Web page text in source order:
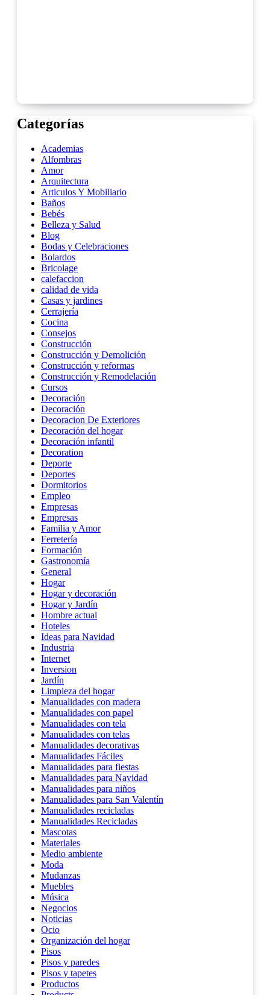
Categorías
Academias
Alfombras
Amor
Arquitectura
Articulos Y Mobiliario
Baños
Bebés
Belleza y Salud
Blog
Bodas y Celebraciones
Bolardos
Bricolage
calefaccion
calidad de vida
Casas y jardines
Cerrajería
Cocina
Consejos
Construcción
Construcción y Demolición
Construcción y reformas
Construcción y Remodelación
Cursos
Decoración
Decoración
Decoracion De Exteriores
Decoración del hogar
Decoración infantil
Decoration
Deporte
Deportes
Dormitorios
Empleo
Empresas
Empresas
Familia y Amor
Ferretería
Formación
Gastronomía
General
Hogar
Hogar y decoración
Hogar y Jardín
Hombre actual
Hoteles
Ideas para Navidad
Industria
Internet
Inversion
Jardín
Limpieza del hogar
Manualidades con madera
Manualidades con papel
Manualidades con tela
Manualidades con telas
Manualidades decorativas
Manualidades Fáciles
Manualidades para fiestas
Manualidades para Navidad
Manualidades para niños
Manualidades para San Valentín
Manualidades recicladas
Manualidades Recicladas
Mascotas
Materiales
Medio ambiente
Moda
Mudanzas
Muebles
Música
Negocios
Noticias
Ocio
Organización del hogar
Pisos
Pisos y paredes
Pisos y tapetes
Productos